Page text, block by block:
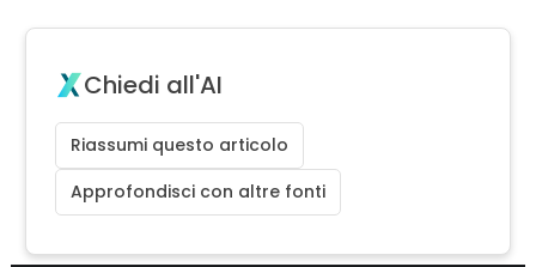
Chiedi all'AI
Riassumi questo articolo
Approfondisci con altre fonti